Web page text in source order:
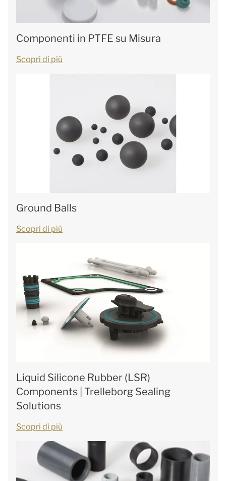
Componenti in PTFE su Misura
Scopri di più
Ground Balls
Scopri di più
Liquid Silicone Rubber (LSR)
Components | Trelleborg Sealing
Solutions
Scopri di più